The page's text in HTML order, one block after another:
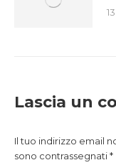
Lascia un
Il tuo indirizzo email
sono contrassegnati*